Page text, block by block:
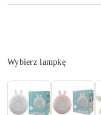
Wariant
Wybierz lampkę